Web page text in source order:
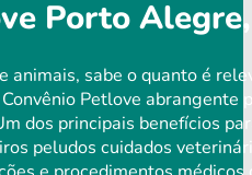
Porto
animais, sabe o quanto é
Petlove
dos principais benefícios
peludos cuidados